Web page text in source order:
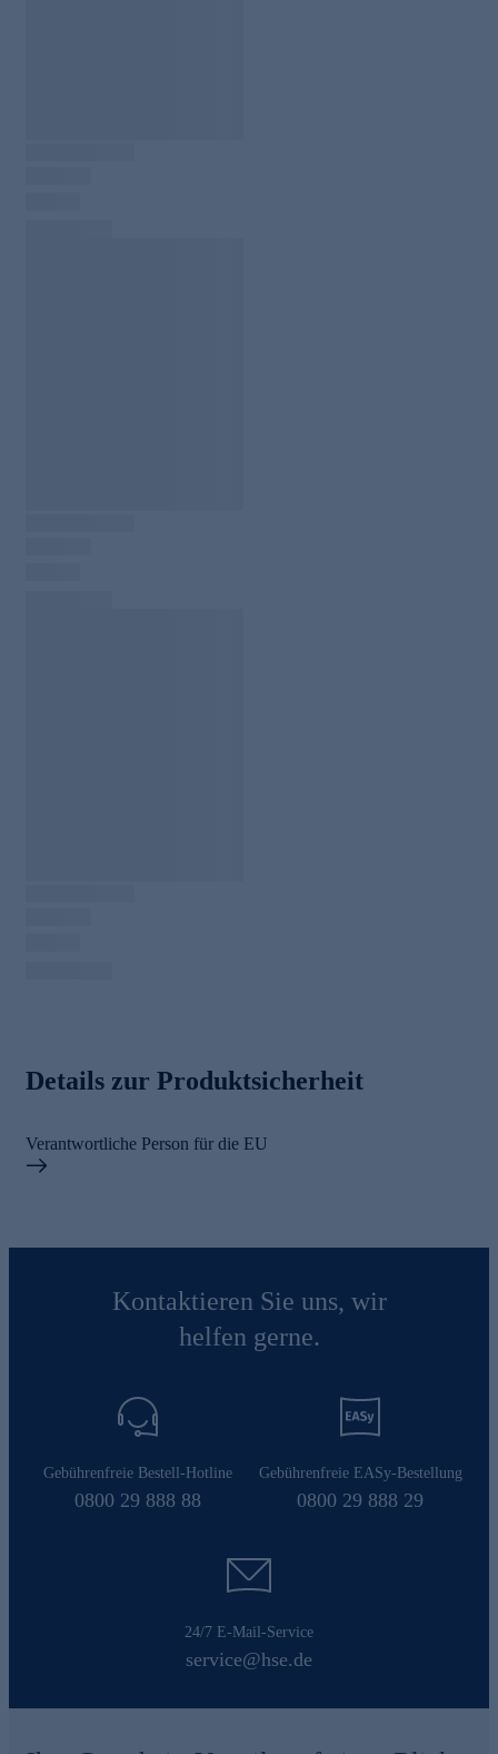
Details zur Produktsicherheit
Verantwortliche Person für die EU
Kontaktieren Sie uns, wir
helfen gerne.
Gebührenfreie Bestell-Hotline
0800 29 888 88
Gebührenfreie EASy-Bestellung
0800 29 888 29
24/7 E-Mail-Service
service@hse.de